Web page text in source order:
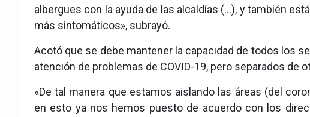
albergues con la ayuda de las alcaldías (…), y también
más sintomáticos», subrayó.
Acotó que se debe mantener la capacidad de todos los
atención de problemas de COVID-19, pero separados
«De tal manera que estamos aislando las áreas (del
en esto ya nos hemos puesto de acuerdo con los